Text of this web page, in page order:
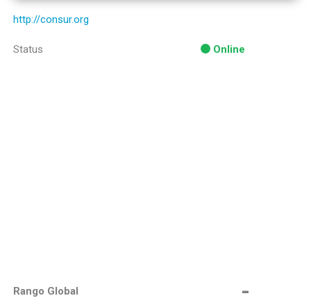
http://consur.org
Status Online
Rango Global -